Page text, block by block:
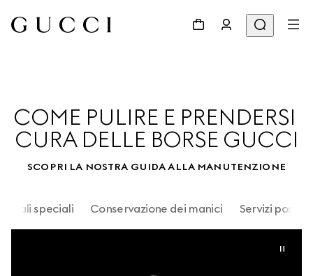
COME PULIRE E PRENDERSI
CURA DELLE BORSE GUCCI
SCOPRI LA NOSTRA GUIDA ALLA MANUTENZIONE
speciali Conservazione dei manici Servizi post-